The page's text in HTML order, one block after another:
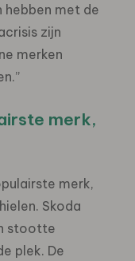
hebben met de
zijn
merken
merk,
merk,
Skoda
stootte
plek. De